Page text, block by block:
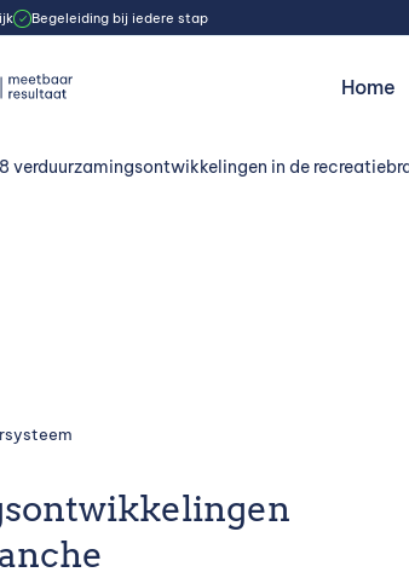
Begeleiding bij iedere stap
Home
8 verduurzamingsontwikkelingen in de